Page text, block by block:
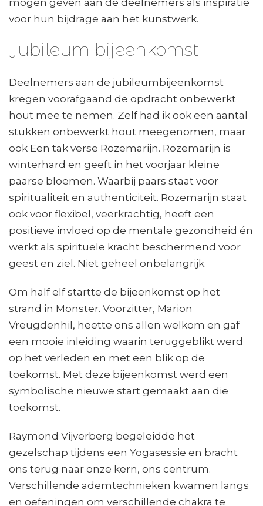
voor hun bijdrage aan het kunstwerk.
Jubileum bijeenkomst
Deelnemers aan de jubileumbijeenkomst
kregen voorafgaand de opdracht onbewerkt
hout mee te nemen. Zelf had ik ook een aantal
stukken onbewerkt hout meegenomen, maar
ook Een tak verse Rozemarijn. Rozemarijn is
winterhard en geeft in het voorjaar kleine
paarse bloemen. Waarbij paars staat voor
spiritualiteit en authenticiteit. Rozemarijn staat
ook voor flexibel, veerkrachtig, heeft een
positieve invloed op de mentale gezondheid én
werkt als spirituele kracht beschermend voor
geest en ziel. Niet geheel onbelangrijk.
Om half elf startte de bijeenkomst op het
strand in Monster. Voorzitter, Marion
Vreugdenhil, heette ons allen welkom en gaf
een mooie inleiding waarin teruggeblikt werd
op het verleden en met een blik op de
toekomst. Met deze bijeenkomst werd een
symbolische nieuwe start gemaakt aan die
toekomst.
Raymond Vijverberg begeleidde het
gezelschap tijdens een Yogasessie en bracht
ons terug naar onze kern, ons centrum.
Verschillende ademtechnieken kwamen langs
en oefeningen om verschillende chakra te